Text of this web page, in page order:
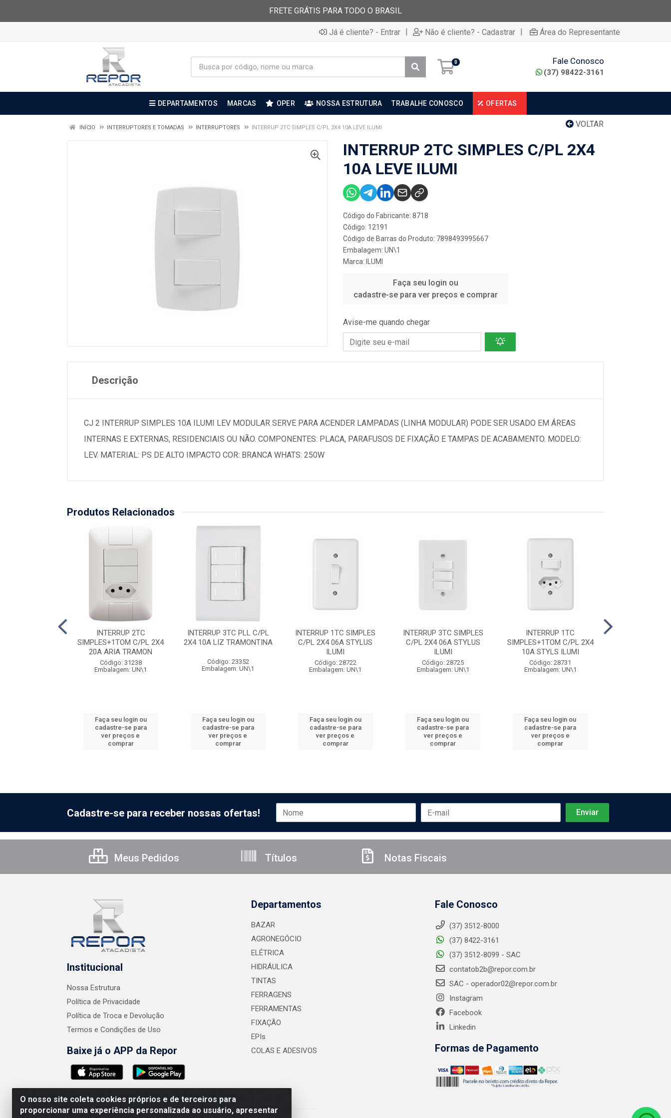
FRETE GRÁTIS PARA TODO O BRASIL
Já é cliente? - Entrar | Não é cliente? - Cadastrar | Área do Representante
0 Fale Conosco
(37) 98422-3161
DEPARTAMENTOS MARCAS OPER NOSSA ESTRUTURA TRABALHE CONOSCO OFERTAS
VOLTAR
INÍCIO INTERRUPTORES E TOMADAS INTERRUPTORES INTERRUP 2TC SIMPLES C/PL 2X4 10A LEVE ILUMI
INTERRUP 2TC SIMPLES C/PL 2X4
10A LEVE ILUMI
Código do Fabricante: 8718
Código: 12191
Código de Barras do Produto: 7898493995667
Embalagem: UN\1
Marca:
ILUMI
Faça seu login ou
cadastre-se para ver preços e comprar
Avise-me quando chegar
Descrição
CJ 2 INTERRUP SIMPLES 10A ILUMI LEV MODULAR SERVE PARA ACENDER LAMPADAS (LINHA MODULAR) PODE SER USADO EM ÁREAS
INTERNAS E EXTERNAS, RESIDENCIAIS OU NÃO. COMPONENTES: PLACA, PARAFUSOS DE FIXAÇÃO E TAMPAS DE ACABAMENTO. MODELO:
LEV. MATERIAL: PS DE ALTO IMPACTO COR: BRANCA WHATS: 250W
Produtos Relacionados
INTERRUP 2TC
SIMPLES+1TOM C/PL 2X4
20A ARIA TRAMON
Código: 31238
Embalagem: UN\1
Faça seu login ou
cadastre-se para
ver preços e
comprar
INTERRUP 3TC PLL C/PL
2X4 10A LIZ TRAMONTINA
Código: 23352
Embalagem: UN\1
Faça seu login ou
cadastre-se para
ver preços e
comprar
INTERRUP 1TC SIMPLES
C/PL 2X4 06A STYLUS
ILUMI
Código: 28722
Embalagem: UN\1
Faça seu login ou
cadastre-se para
ver preços e
comprar
INTERRUP 3TC SIMPLES
C/PL 2X4 06A STYLUS
ILUMI
Código: 28725
Embalagem: UN\1
Faça seu login ou
cadastre-se para
ver preços e
comprar
INTERRUP 1TC
SIMPLES+1TOM C/PL 2X4
10A STYLS ILUMI
Código: 28731
Embalagem: UN\1
Faça seu login ou
cadastre-se para
ver preços e
comprar
O nosso site coleta cookies próprios e de terceiros para
proporcionar uma experiência personalizada ao usuário, apresentar
Cadastre-se para receber nossas ofertas!
Meus Pedidos Títulos Notas Fiscais
Institucional
Nossa Estrutura
Política de Privacidade
Política de Troca e Devolução
Termos e Condições de Uso
Baixe já o APP da Repor
Departamentos
BAZAR
AGRONEGÓCIO
ELÉTRICA
HIDRÁULICA
TINTAS
FERRAGENS
FERRAMENTAS
FIXAÇÃO
EPIs
COLAS E ADESIVOS
Fale Conosco
(37) 3512-8000
(37) 8422-3161
(37) 3512-8099 - SAC
contatob2b@repor.com.br
SAC - operador02@repor.com.br
Instagram
Facebook
Linkedin
Formas de Pagamento